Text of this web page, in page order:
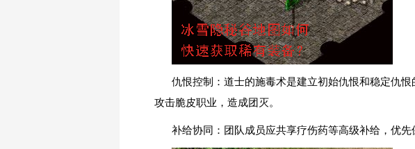
仇恨控制：道士的施毒术是建立初始仇恨和稳定仇
攻击脆皮职业，造成团灭。
补给协同：团队成员应共享疗伤药等高级补给，优先